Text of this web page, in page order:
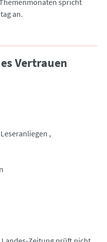
spricht
an.
Vertrauen
Leseranliegen